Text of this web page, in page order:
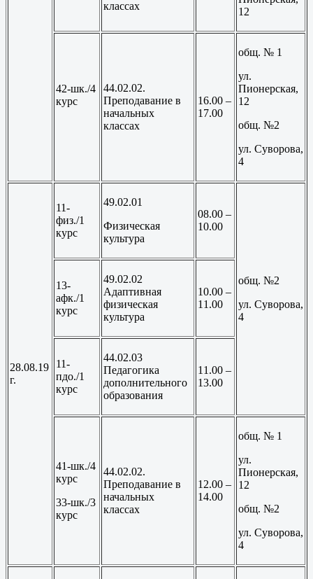
классах
12
42-шк./4
курс
44.02.02.
Преподавание в
начальных
классах
16.00 –
17.00
общ. № 1
ул.
Пионерская,
12
общ. №2
ул. Суворова,
4
28.08.19
г.
11-
физ./1
курс
49.02.01
Физическая
культура
08.00 –
10.00
общ. №2
ул. Суворова,
4
13-
афк./1
курс
49.02.02
Адаптивная
физическая
культура
10.00 –
11.00
11-
пдо./1
курс
44.02.03
Педагогика
дополнительного
образования
11.00 –
13.00
41-шк./4
курс
33-шк./3
курс
44.02.02.
Преподавание в
начальных
классах
12.00 –
14.00
общ. № 1
ул.
Пионерская,
12
общ. №2
ул. Суворова,
4